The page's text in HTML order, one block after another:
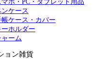
マホ・PC・タブレット用品
ンケース
帳ケース・カバー
ーホルダー
ャーム
ョン雑貨